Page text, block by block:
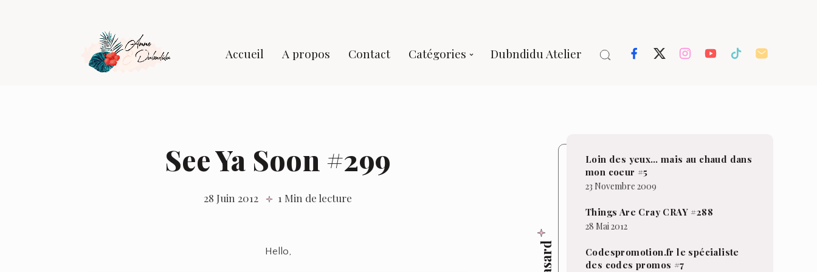
Accueil A propos Contact Catégories Dubndidu Atelier
See Ya Soon #299
28 Juin 2012 1 Min de lecture
Hello,
Loin des yeux… mais au chaud dans
mon coeur #5
23 Novembre 2009
Things Are Cray CRAY #288
28 Mai 2012
Codespromotion.fr le spécialiste
des codes promos #7